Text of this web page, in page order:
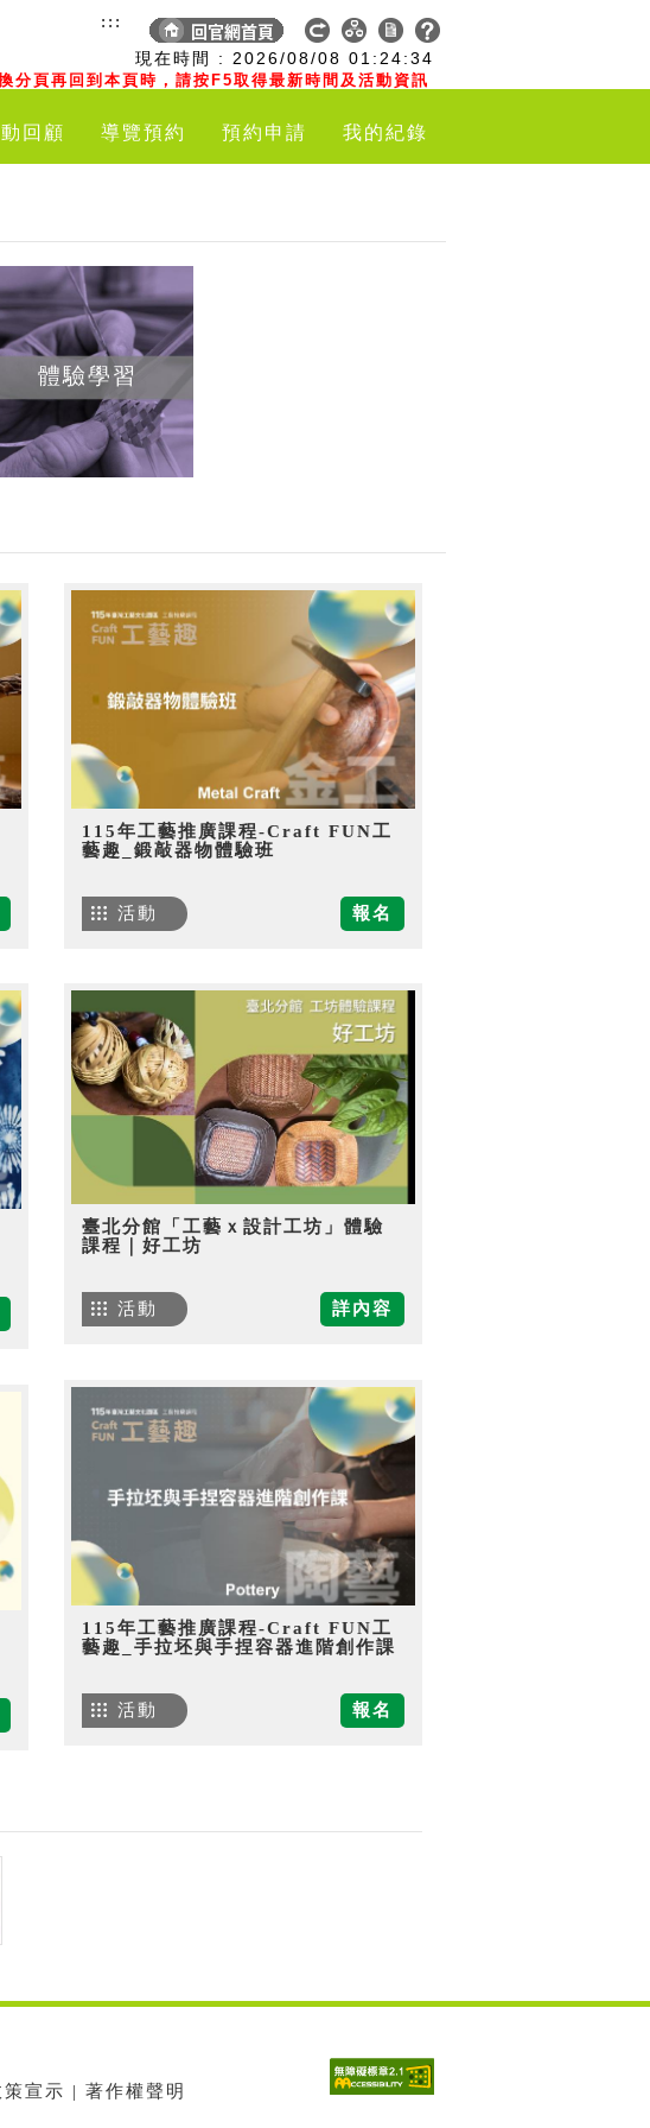
現在時間 : 2026/08/08 01:24:35
分頁再回到本頁時，請按F5取得最新時間及活動資訊
:::
回顧 導覽預約 預約申請 我的紀錄
體驗學習
115年工藝推廣課程-Craft FUN工
藝趣_鍛敲器物體驗班
報名
活動
臺北分館「工藝ｘ設計工坊」體驗
課程｜好工坊
詳內容
活動
115年工藝推廣課程-Craft FUN工
藝趣_手拉坯與手捏容器進階創作課
報名
活動
宣示 | 著作權聲明